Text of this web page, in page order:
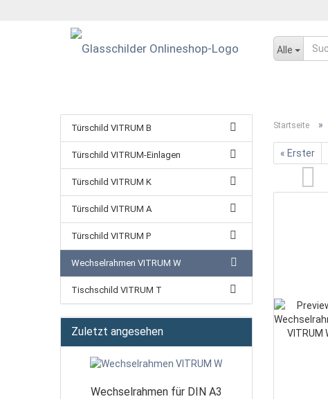
Alle
Startseite »
« Erster
Türschild VITRUM B
Türschild VITRUM-Einlagen
Türschild VITRUM K
Türschild VITRUM A
Türschild VITRUM P
Wechselrahmen VITRUM W
Tischschild VITRUM T
Zuletzt angesehen
Wechselrahmen für DIN A3